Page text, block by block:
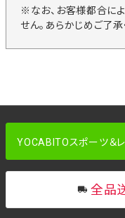
※なお、お客様都合に
せん。あらかじめご了承
YOCABITOスポーツ＆
全品